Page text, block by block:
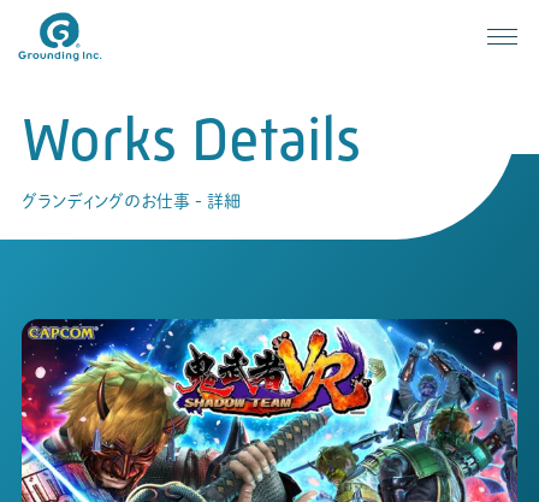
Works Details
グランディングのお仕事 - 詳細